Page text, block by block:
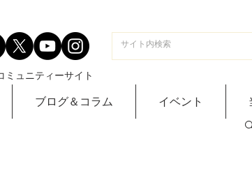
ミュニティーサイト
ブログ＆コラム イベント